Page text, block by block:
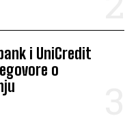
i UniCredit
o